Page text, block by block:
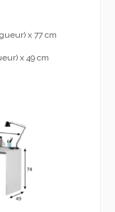
x 77 cm
x 49 cm